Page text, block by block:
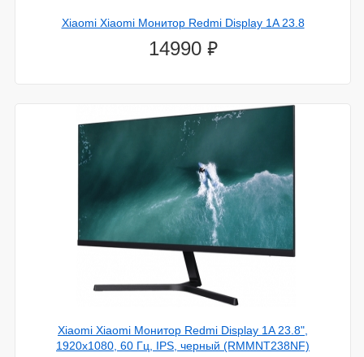
Xiaomi Xiaomi Монитор Redmi Display 1A 23.8
14990 ⃏
Xiaomi Xiaomi Монитор Redmi Display 1A 23.8",
1920x1080, 60 Гц, IPS, черный (RMMNT238NF)